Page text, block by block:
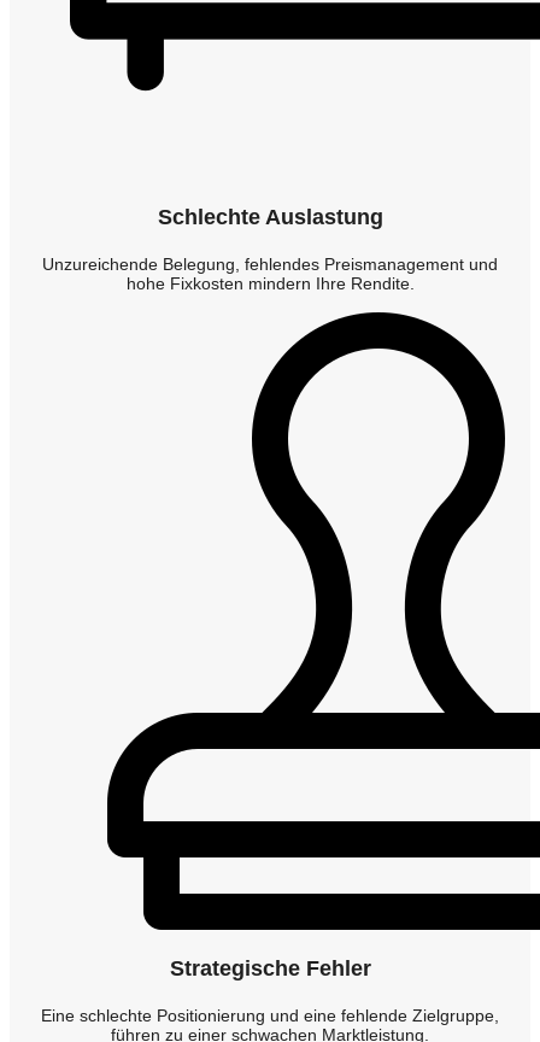
Schlechte Auslastung
Unzureichende Belegung, fehlendes Preismanagement und
hohe Fixkosten mindern Ihre Rendite.
Strategische Fehler
Eine schlechte Positionierung und eine fehlende Zielgruppe,
führen zu einer schwachen Marktleistung.